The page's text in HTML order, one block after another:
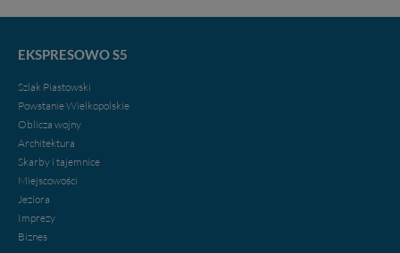
EKSPRESOWO S5
Szlak Piastowski
Powstanie Wielkopolskie
Oblicza wojny
Architektura
Skarby i tajemnice
Miejscowości
Jeziora
Imprezy
Biznes